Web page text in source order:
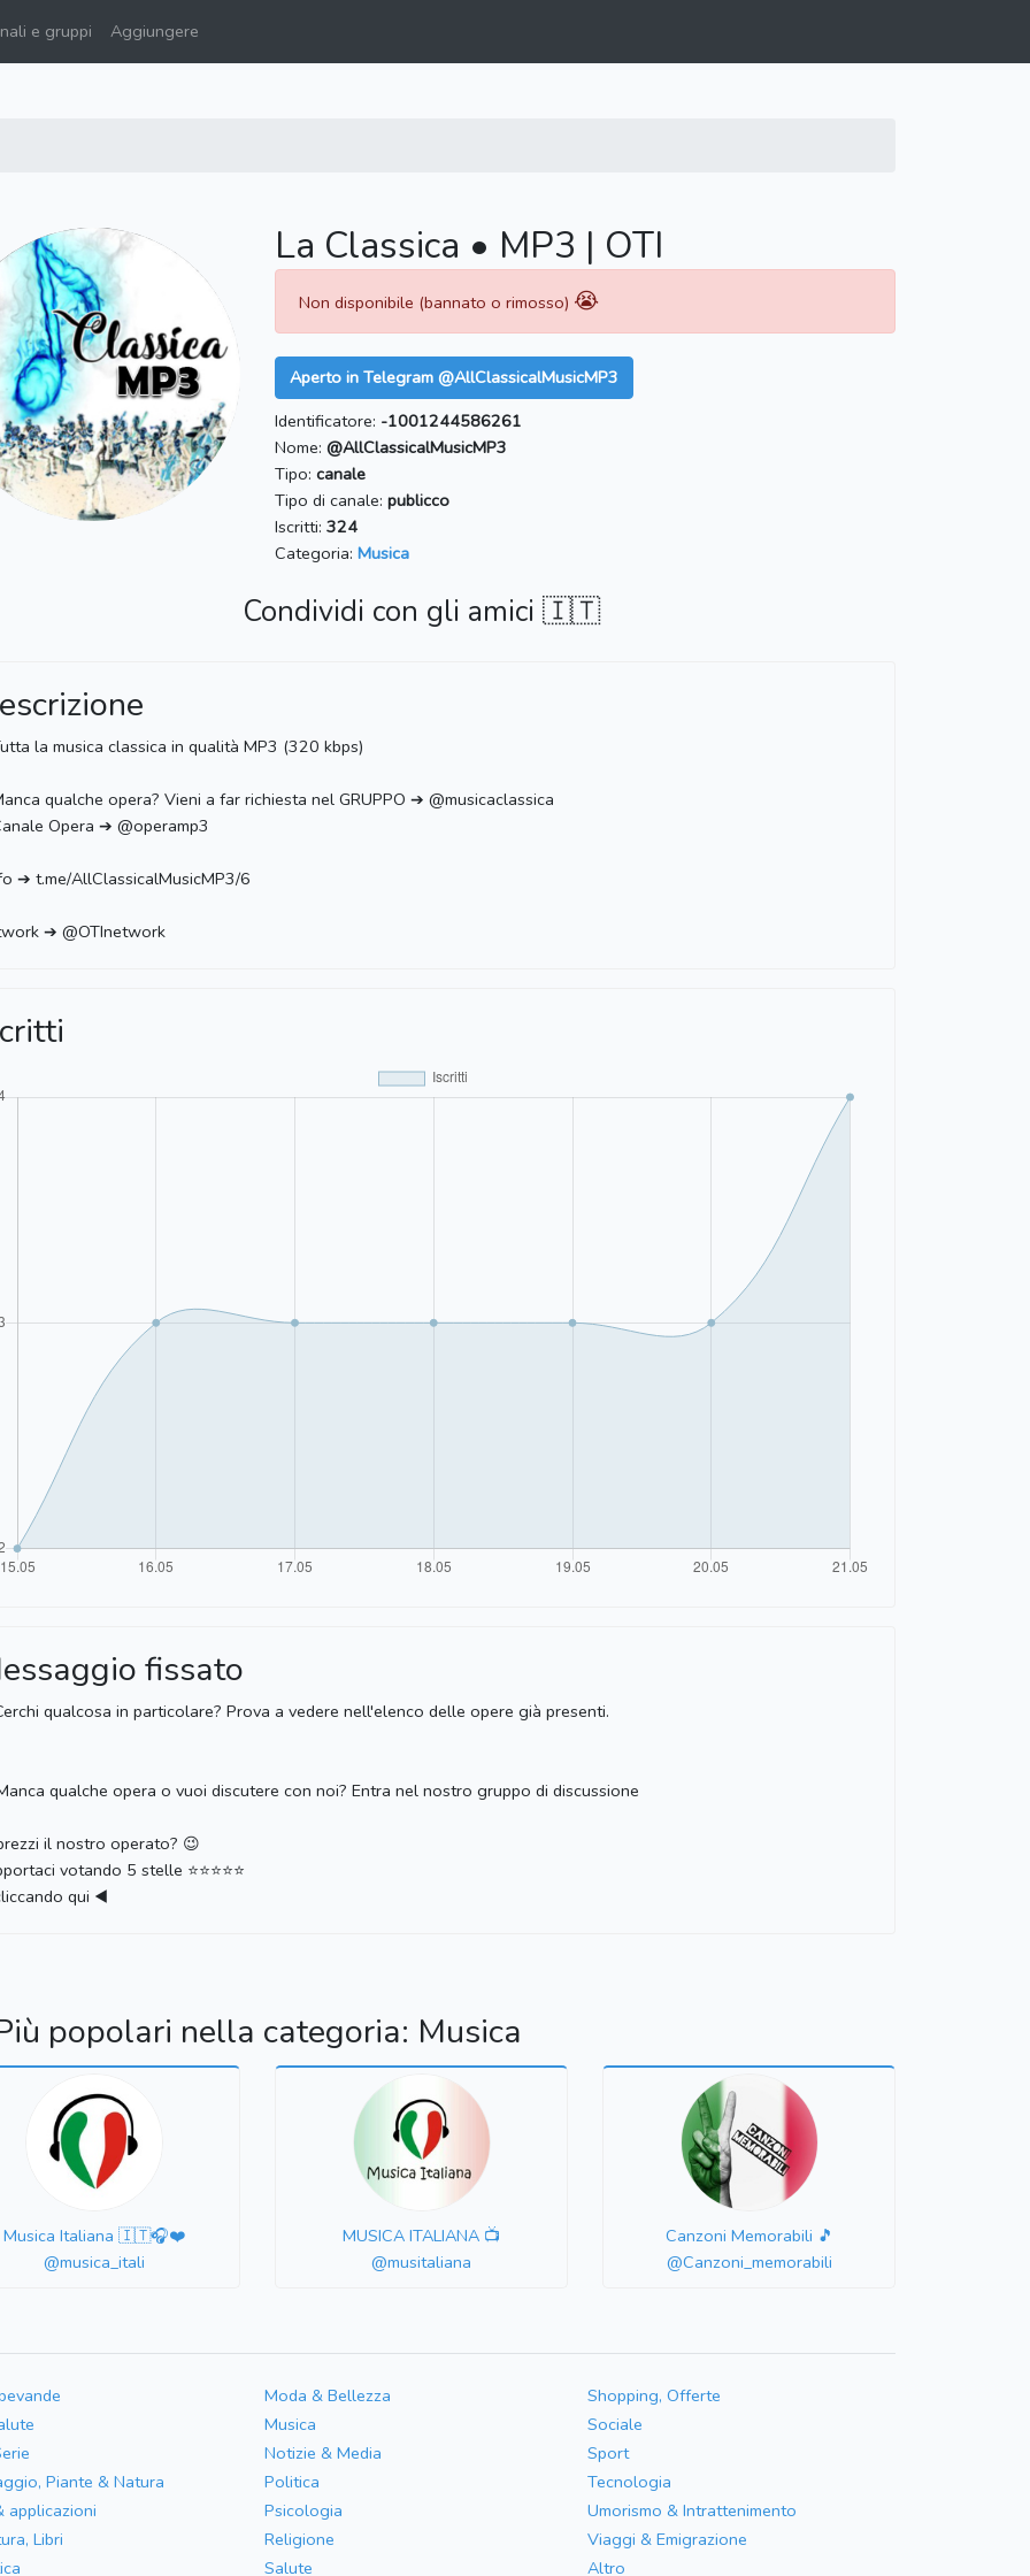
e gruppi Aggiungere
La Classica • MP3 | OTI
Non disponibile (bannato o rimosso) 😭
Aperto in Telegram @AllClassicalMusicMP3
Identificatore: -1001244586261
Nome: @AllClassicalMusicMP3
Tipo: canale
Tipo di canale: publicco
Iscritti: 324
Categoria: Musica
Condividi con gli amici 🇮🇹
la musica classica in qualità MP3 (320 kbps)
qualche opera? Vieni a far richiesta nel GRUPPO ➔ @musicaclassica
Opera ➔ @operamp3
➔ t.me/AllClassicalMusicMP3/6
➔ @OTInetwork
fissato
qualcosa in particolare? Prova a vedere nell'elenco delle opere già presenti.
qualche opera o vuoi discutere con noi? Entra nel nostro gruppo di discussione
il nostro operato? 😉
votando 5 stelle ⭐️⭐️⭐️⭐️⭐️
qui ◀️
popolari nella categoria: Musica
Musica Italiana 🇮🇹🎧❤️
@musica_itali
MUSICA ITALIANA 📺
@musitaliana
Canzoni Memorabili 🎵
@Canzoni_memorabili
Piante & Natura
applicazioni
Libri
Moda & Bellezza
Musica
Notizie & Media
Politica
Psicologia
Religione
Salute
Shopping, Offerte
Sociale
Sport
Tecnologia
Umorismo & Intrattenimento
Viaggi & Emigrazione
Altro